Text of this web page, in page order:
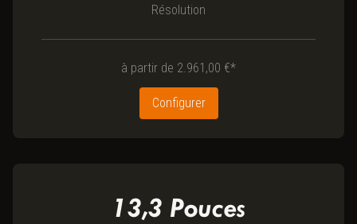
Résolution
à partir de 2.961,00 €*
Configurer
13,3 Pouces